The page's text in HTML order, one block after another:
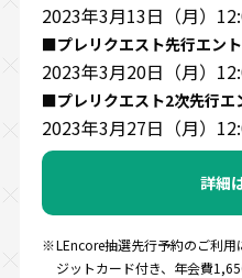
2023年3月13日（月）
■プレリクエスト先行エン
2023年3月20日（月）
■プレリクエスト2次先行エ
2023年3月27日（月）
詳細
LEncore抽選先行予約のご利
ジットカード付き、年会費